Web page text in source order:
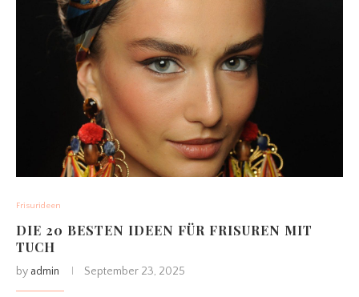
Frisurideen
DIE 20 BESTEN IDEEN FÜR FRISUREN MIT
TUCH
by admin September 23, 2025